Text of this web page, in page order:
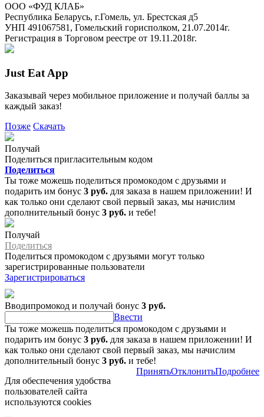
ООО «ФУД КЛАБ»
Республика Беларусь, г.Гомель, ул. Брестская д5
УНП 491067581, Гомельский горисполком, 21.07.2014г.
Регистрация в Торговом реестре от 19.11.2018г.
Just Eat App
Заказывай через мобильное приложение и получай баллы за
каждый заказ!
Позже Скачать
Получай
Поделиться пригласительным кодом
Поделиться
Ты тоже можешь поделиться промокодом с друзьями и
подарить им бонус 3 руб. для заказа в нашем приложении! И
как только они сделают свой первый заказ, мы начислим
дополнительный бонус 3 руб. и тебе!
Получай
Поделиться
Поделиться промокодом с друзьями могут только
зарегистрированные пользователи
Зарегистрироваться
Вводипромокод и получай бонус 3 руб.
Ввести
Ты тоже можешь поделиться промокодом с друзьями и
подарить им бонус 3 руб. для заказа в нашем приложении! И
как только они сделают свой первый заказ, мы начислим
дополнительный бонус 3 руб. и тебе!
Для обеспечения удобства
пользователей сайта
используются cookies
ПринятьОтклонитьПодробнее